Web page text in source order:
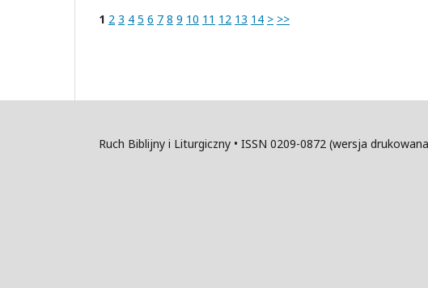
1 2 3 4 5 6 7 8 9 10 11 12 13 14 > >>
Ruch Biblijny i Liturgiczny • ISSN 0209-0872 (wersja